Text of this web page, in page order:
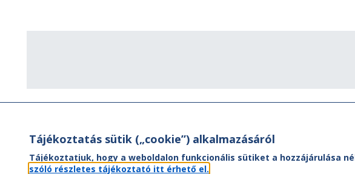
Tájékoztatás sütik („cookie”) alkalmazásáról
Tájékoztatjuk, hogy a weboldalon funkcionális sütiket a hozzájárulása
szóló részletes tájékoztató itt érhető el.